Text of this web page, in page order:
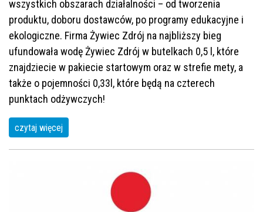
wszystkich obszarach działalności – od tworzenia
produktu, doboru dostawców, po programy edukacyjne i
ekologiczne. Firma Żywiec Zdrój na najbliższy bieg
ufundowała wodę Żywiec Zdrój w butelkach 0,5 l, które
znajdziecie w pakiecie startowym oraz w strefie mety, a
także o pojemności 0,33l, które będą na czterech
punktach odżywczych!
czytaj więcej